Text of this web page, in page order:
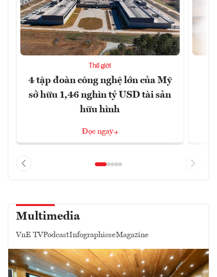
Thế giới
4 tập đoàn công nghệ lớn của Mỹ
sở hữu 1,46 nghìn tỷ USD tài sản
hữu hình
Đọc ngay
Multimedia
VnE TVPodcastInfographicseMagazine